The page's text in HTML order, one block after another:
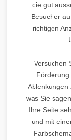
die gut
Besucher
richtigen
Versuchen
Förderung
Ablenkungen
was Sie
Ihre Seite
und mit